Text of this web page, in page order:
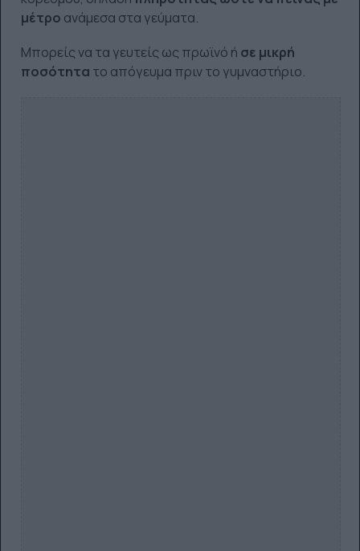
μέτρο ανάμεσα στα γεύματα.
Μπορείς να τα γευτείς ως πρωϊνό ή σε μικρή
ποσότητα το απόγευμα πριν το γυμναστήριο.